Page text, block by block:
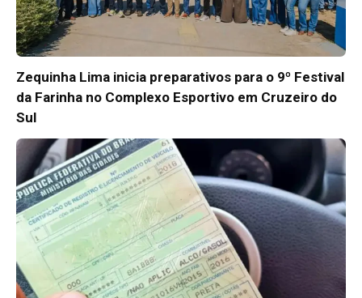
Zequinha Lima inicia preparativos para o 9º Festival
da Farinha no Complexo Esportivo em Cruzeiro do
Sul